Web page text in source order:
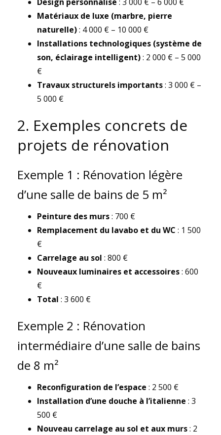
Matériaux de luxe (marbre, pierre
naturelle): 4 000 € – 10 000 €
Installations technologiques (système de
son, éclairage intelligent): 2 000 € – 5 000
€
Travaux structurels importants: 3 000 € –
5 000 €
2. Exemples concrets de
projets de rénovation
Exemple 1 : Rénovation légère
d’une salle de bains de 5 m²
Peinture des murs: 700 €
Remplacement du lavabo et du WC : 1 500
€
Carrelage au sol : 800 €
Nouveaux luminaires et accessoires: 600
€
Total : 3 600 €
Exemple 2 : Rénovation
intermédiaire d’une salle de bains
de 8 m²
Reconfiguration de l’espace : 2 500 €
Installation d’une douche à l’italienne : 3
500 €
Nouveau carrelage au sol et aux murs: 2